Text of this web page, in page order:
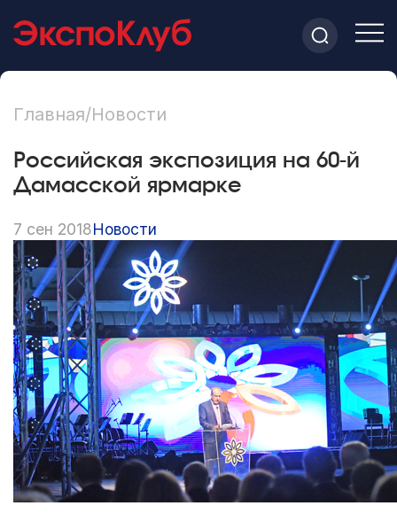
Главная/Новости
Российская экспозиция на 60-й
Дамасской ярмарке
7 сен 2018Новости